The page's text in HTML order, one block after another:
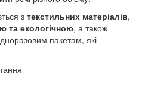
з текстильних матеріалів,
та екологічною, а також
пакетам, які